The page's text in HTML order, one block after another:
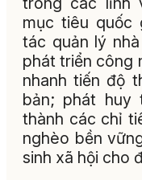
mục tiêu quốc
tác quản lý
phát triển công
nhanh tiến độ
bản; phát huy
thành các chỉ
nghèo bền
sinh xã hội cho